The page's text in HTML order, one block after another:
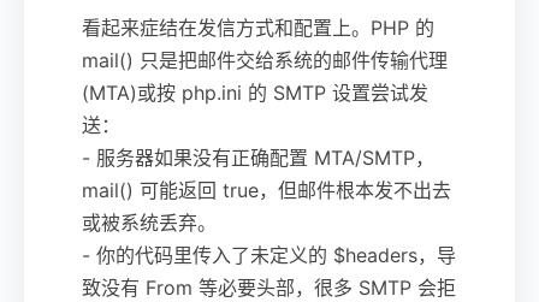
看起来症结在发信方式和配置上。PHP 的
mail() 只是把邮件交给系统的邮件传输代理
(MTA)或按 php.ini 的 SMTP 设置尝试发
送：
- 服务器如果没有正确配置 MTA/SMTP，
mail() 可能返回 true，但邮件根本发不出去
或被系统丢弃。
- 你的代码里传入了未定义的 $headers，导
致没有 From 等必要头部，很多 SMTP 会拒